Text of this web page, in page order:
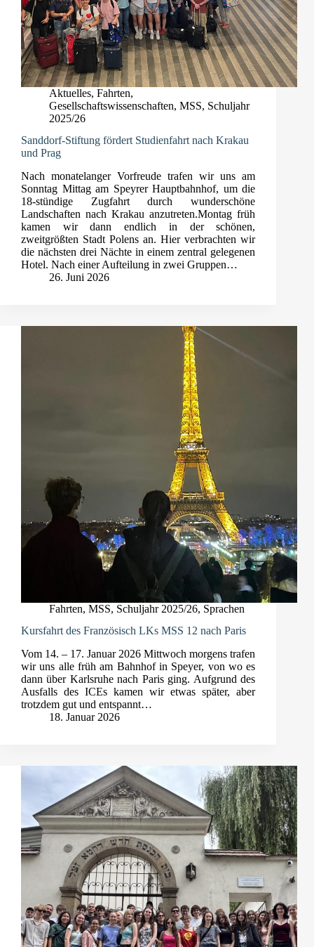
Aktuelles, Fahrten,
Gesellschaftswissenschaften, MSS, Schuljahr
2025/26
Sanddorf-Stiftung fördert Studienfahrt nach Krakau
und Prag
Nach monatelanger Vorfreude trafen wir uns am
Sonntag Mittag am Speyrer Hauptbahnhof, um die
18-stündige Zugfahrt durch wunderschöne
Landschaften nach Krakau anzutreten.Montag früh
kamen wir dann endlich in der schönen,
zweitgrößten Stadt Polens an. Hier verbrachten wir
die nächsten drei Nächte in einem zentral gelegenen
Hotel. Nach einer Aufteilung in zwei Gruppen…
26. Juni 2026
Fahrten, MSS, Schuljahr 2025/26, Sprachen
Kursfahrt des Französisch LKs MSS 12 nach Paris
Vom 14. – 17. Januar 2026 Mittwoch morgens trafen
wir uns alle früh am Bahnhof in Speyer, von wo es
dann über Karlsruhe nach Paris ging. Aufgrund des
Ausfalls des ICEs kamen wir etwas später, aber
trotzdem gut und entspannt…
18. Januar 2026